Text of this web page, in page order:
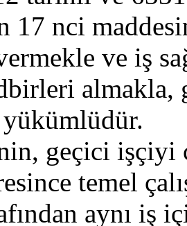
17 nci
ve iş
geçici işçiyi
temel
aynı iş